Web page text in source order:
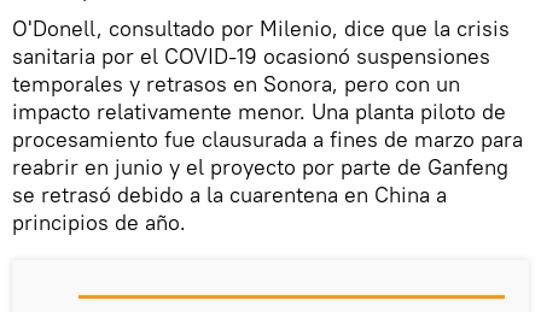
O'Donell, consultado por Milenio, dice que la crisis
sanitaria por el COVID-19 ocasionó suspensiones
temporales y retrasos en Sonora, pero con un
impacto relativamente menor. Una planta piloto de
procesamiento fue clausurada a fines de marzo para
reabrir en junio y el proyecto por parte de Ganfeng
se retrasó debido a la cuarentena en China a
principios de año.